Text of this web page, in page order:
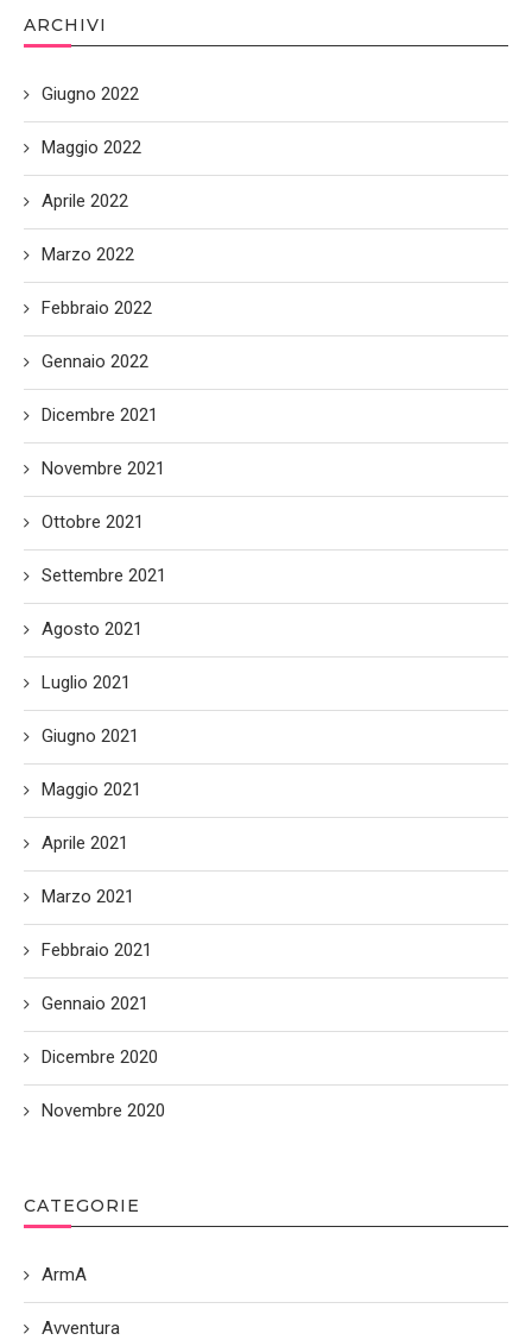
ARCHIVI
Giugno 2022
Maggio 2022
Aprile 2022
Marzo 2022
Febbraio 2022
Gennaio 2022
Dicembre 2021
Novembre 2021
Ottobre 2021
Settembre 2021
Agosto 2021
Luglio 2021
Giugno 2021
Maggio 2021
Aprile 2021
Marzo 2021
Febbraio 2021
Gennaio 2021
Dicembre 2020
Novembre 2020
CATEGORIE
ArmA
Avventura